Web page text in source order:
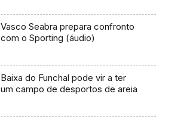
Vasco Seabra prepara confronto
com o Sporting (áudio)
Baixa do Funchal pode vir a ter
um campo de desportos de areia